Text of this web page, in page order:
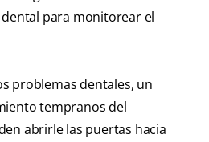
para monitorear el
problemas dentales, un
tempranos del
abrirle las puertas hacia